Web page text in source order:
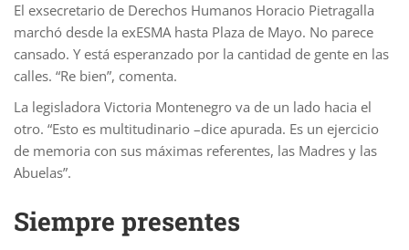
El exsecretario de Derechos Humanos Horacio Pietragalla
marchó desde la exESMA hasta Plaza de Mayo. No parece
cansado. Y está esperanzado por la cantidad de gente en las
calles. “Re bien”, comenta.
La legisladora Victoria Montenegro va de un lado hacia el
otro. “Esto es multitudinario –dice apurada. Es un ejercicio
de memoria con sus máximas referentes, las Madres y las
Abuelas”.
Siempre presentes